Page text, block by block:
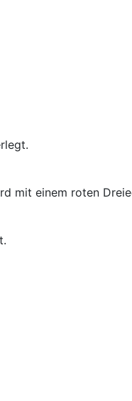
mit einem roten